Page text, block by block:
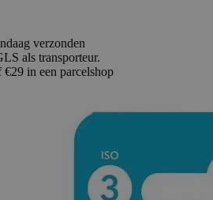
verzonden
als transporteur.
in een parcelshop